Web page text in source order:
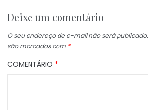
Deixe um comentário
O seu endereço de e-mail não será publicado.
são marcados com *
COMENTÁRIO *